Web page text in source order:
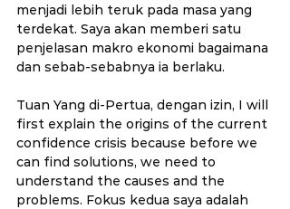
menjadi lebih teruk pada masa yang
terdekat. Saya akan memberi satu
penjelasan makro ekonomi bagaimana
dan sebab-sebabnya ia berlaku.
Tuan Yang di-Pertua, dengan izin, I will
first explain the origins of the current
confidence crisis because before we
can find solutions, we need to
understand the causes and the
problems. Fokus kedua saya adalah